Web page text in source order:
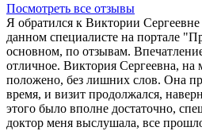
Посмотреть все отзывы
Я обратился к Виктории
данном специалисте на портале
основном, по отзывам.
отличное. Виктория Сергеевна, на
положено, без лишних слов. Она
время, и визит продолжался,
этого было вполне достаточно,
доктор меня выслушала, все